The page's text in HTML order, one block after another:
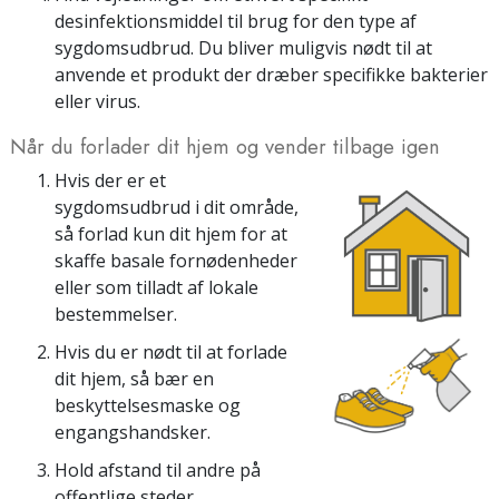
desinfektionsmiddel til brug for den type af
sygdomsudbrud. Du bliver muligvis nødt til at
anvende et produkt der dræber specifikke bakterier
eller virus.
Når du forlader dit hjem og vender tilbage igen
Hvis der er et
sygdomsudbrud i dit område,
så forlad kun dit hjem for at
skaffe basale fornødenheder
eller som tilladt af lokale
bestemmelser.
Hvis du er nødt til at forlade
dit hjem, så bær en
beskyttelsesmaske og
engangshandsker.
Hold afstand til andre på